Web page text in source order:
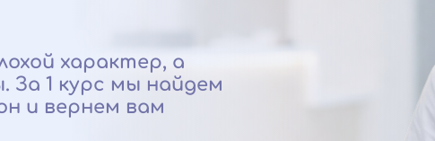
характер, а
За 1 курс мы найдем
и вернем вам